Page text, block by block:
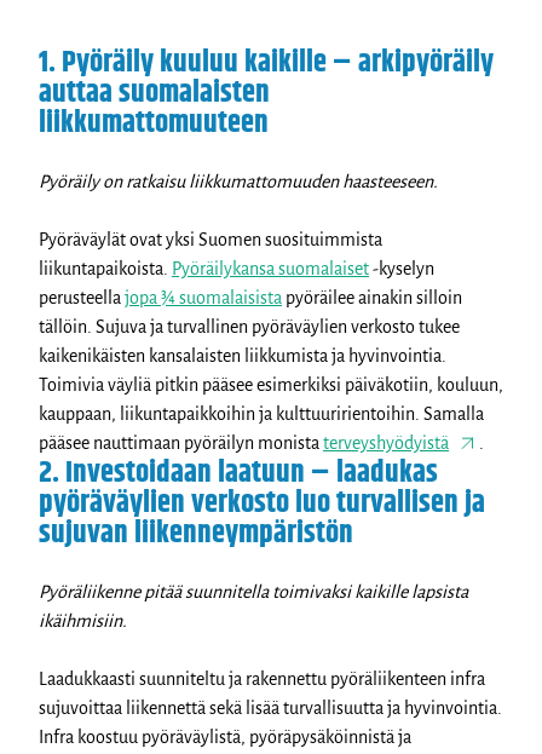
1. Pyöräily kuuluu kaikille – arkipyöräily
auttaa suomalaisten
liikkumattomuuteen
Pyöräily on ratkaisu liikkumattomuuden haasteeseen.
Pyöräväylät ovat yksi Suomen suosituimmista
liikuntapaikoista. Pyöräilykansa suomalaiset-kyselyn
perusteella jopa ¾ suomalaisista pyöräilee ainakin silloin
tällöin. Sujuva ja turvallinen pyöräväylien verkosto tukee
kaikenikäisten kansalaisten liikkumista ja hyvinvointia.
Toimivia väyliä pitkin pääsee esimerkiksi päiväkotiin, kouluun,
kauppaan, liikuntapaikkoihin ja kulttuuririentoihin. Samalla
pääsee nauttimaan pyöräilyn monista terveyshyödyistä
2. Investoidaan laatuun – laadukas
pyöräväylien verkosto luo turvallisen ja
sujuvan liikenneympäristön
Pyöräliikenne pitää suunnitella toimivaksi kaikille lapsista
ikäihmisiin.
Laadukkaasti suunniteltu ja rakennettu pyöräliikenteen infra
sujuvoittaa liikennettä sekä lisää turvallisuutta ja hyvinvointia.
Infra koostuu pyöräväylistä, pyöräpysäköinnistä ja